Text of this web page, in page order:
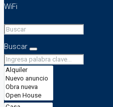
WiFi
Buscar